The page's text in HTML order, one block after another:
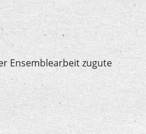
Ensemblearbeit zugute
Spende der Sparkasse